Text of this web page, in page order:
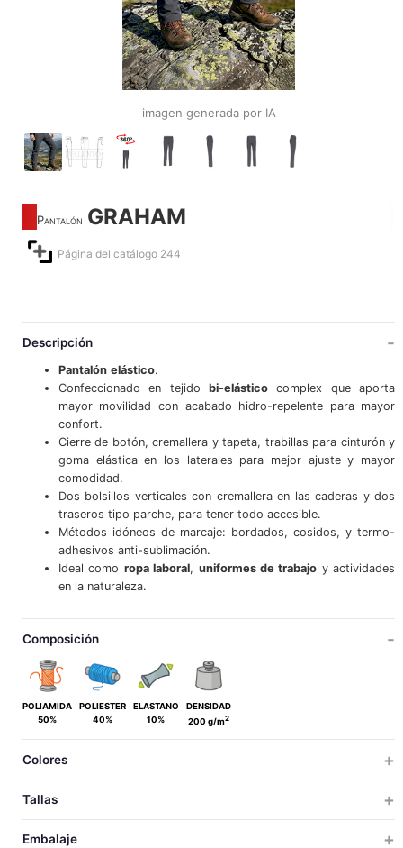
imagen generada por IA
Pantalón GRAHAM
Página del catálogo 244
Descripción
Pantalón elástico.
Confeccionado en tejido bi-elástico complex que aporta
mayor movilidad con acabado hidro-repelente para mayor
confort.
Cierre de botón, cremallera y tapeta, trabillas para cinturón y
goma elástica en los laterales para mejor ajuste y mayor
comodidad.
Dos bolsillos verticales con cremallera en las caderas y dos
traseros tipo parche, para tener todo accesible.
Métodos idóneos de marcaje: bordados, cosidos, y termo-
adhesivos anti-sublimación.
Ideal como ropa laboral, uniformes de trabajo y actividades
en la naturaleza.
Composición
POLIAMIDA
50%
POLIESTER
40%
ELASTANO
10%
DENSIDAD
200 g/m2
Colores
Tallas
Embalaje